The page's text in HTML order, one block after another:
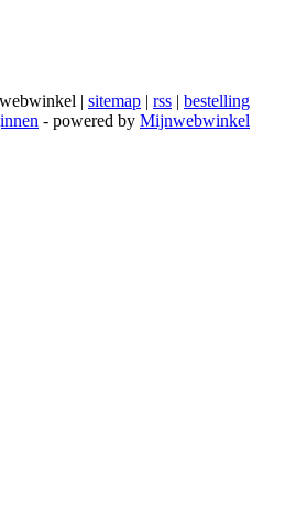
| sitemap | rss | bestelling
- powered by Mijnwebwinkel